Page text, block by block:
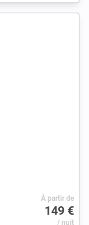
À partir de
149 €
/ nuit